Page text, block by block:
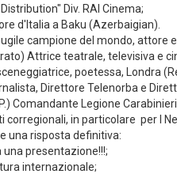
Div. RAI Cinema;
d'Italia a Baku (Azerbaigian).
campione del mondo, attore
Attrice teatrale, televisiva e
poetessa, Londra
Direttore Telenorba e
Comandante Legione
in particolare per I
una risposta definitiva:
una presentazione!!!;
internazionale;